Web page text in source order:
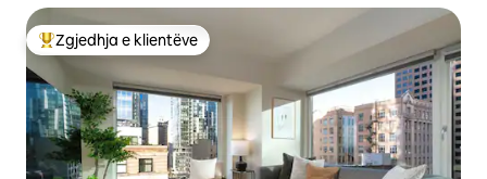
Më të mirat e zgjedhjeve të klientëve
Zgjedhja e klientëve